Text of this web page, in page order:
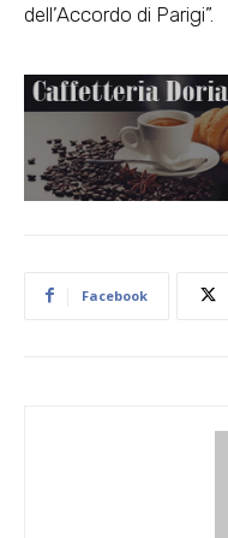
dell’Accordo di Parigi”.
Facebook